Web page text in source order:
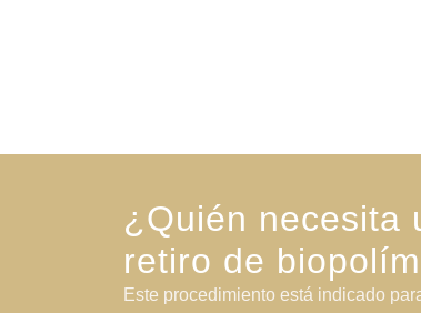
¿Quién necesita
retiro de
Este procedimiento está indicado